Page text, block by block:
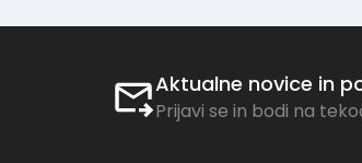
Aktualne novice in
Prijavi se in bodi na